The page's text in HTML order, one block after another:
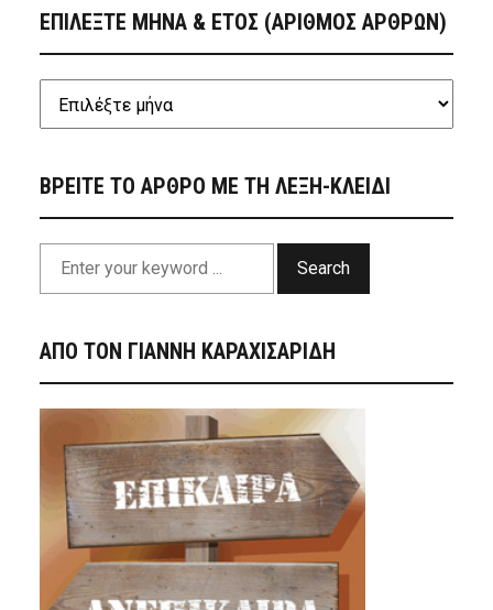
ΕΠΙΛΕΞΤΕ ΜΗΝΑ & ΕΤΟΣ (ΑΡΙΘΜΟΣ ΑΡΘΡΩΝ)
ΒΡΕΙΤΕ ΤΟ ΑΡΘΡΟ ΜΕ ΤΗ ΛΕΞΗ-ΚΛΕΙΔΙ
Search
ΑΠΟ ΤΟΝ ΓΙΑΝΝΗ ΚΑΡΑΧΙΣΑΡΙΔΗ